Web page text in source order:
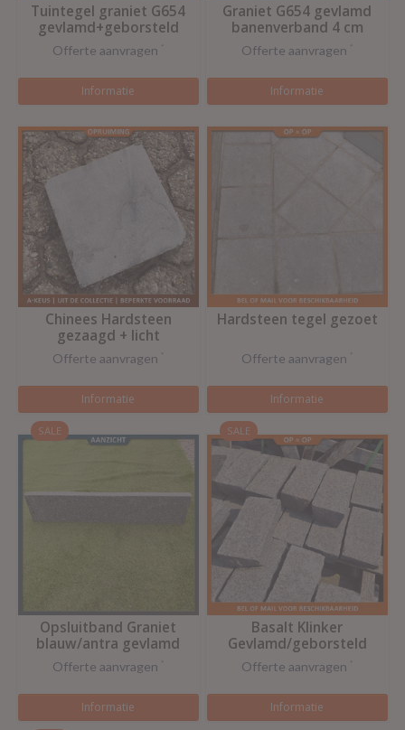
Tuintegel graniet G654
gevlamd+geborsteld
60x20x4 cm
Offerte aanvragen *
Informatie
Graniet G654 gevlamd
banenverband 4 cm
Offerte aanvragen *
Informatie
SALE
Chinees Hardsteen
gezaagd + licht
getrommeld
Offerte aanvragen *
Informatie
SALE
Hardsteen tegel gezoet
Offerte aanvragen *
Informatie
Opsluitband Graniet
blauw/antra gevlamd
Offerte aanvragen *
Informatie
Basalt Klinker
Gevlamd/geborsteld
24x12x8 cm
Offerte aanvragen *
Informatie